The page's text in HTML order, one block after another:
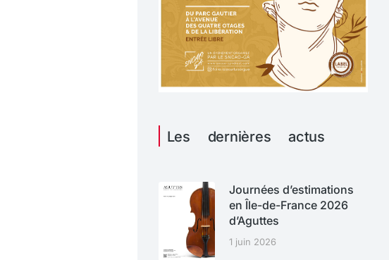
Les dernières actus
Journées d’estimations
en Île-de-France 2026
d’Aguttes
1 juin 2026